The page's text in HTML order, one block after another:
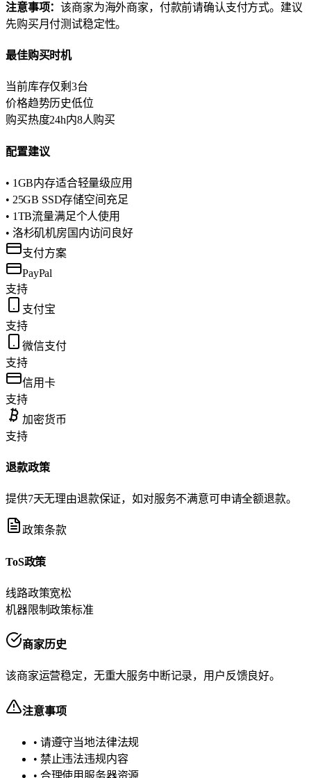
注意事项：该商家为海外商家，付款前请确认支付方式。建议
先购买月付测试稳定性。
最佳购买时机
当前库存仅剩3台
价格趋势历史低位
购买热度24h内8人购买
配置建议
• 1GB内存适合轻量级应用
• 25GB SSD存储空间充足
• 1TB流量满足个人使用
• 洛杉矶机房国内访问良好
支付方案
PayPal
支持
支付宝
支持
微信支付
支持
信用卡
支持
加密货币
支持
退款政策
提供7天无理由退款保证，如对服务不满意可申请全额退款。
政策条款
ToS政策
线路政策宽松
机器限制政策标准
商家历史
该商家运营稳定，无重大服务中断记录，用户反馈良好。
注意事项
• 请遵守当地法律法规
• 禁止违法违规内容
• 合理使用服务器资源